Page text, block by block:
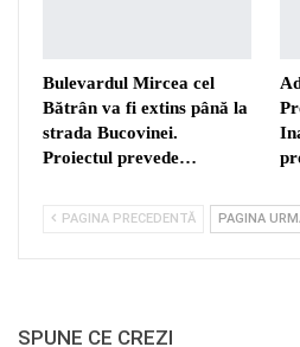
Bulevardul Mircea cel
Bătrân va fi extins până la
strada Bucovinei.
Proiectul prevede…
PAGINA PRECEDENTĂ PAGINA
SPUNE CE CREZI